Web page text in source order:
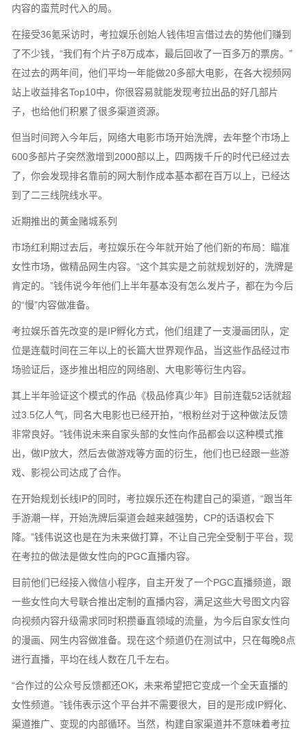
内容的蛮荒时代入的局。
在接受36氪采访时，考拉娱乐创始人钱伟坦言借过去的势他们赚到
了不少钱，“我们有个片子8万成本，最后回收了一百多万的票房。”
在过去的两年间，他们平均一年能做20多部大电影，在各大视频网
站上收益排名Top10中，你很容易就能发现考拉出品的好几部片
子，也给他们积累了很多渠道资源。
但当时间跨入今年后，网络大电影市场开始洗牌，去年整个市场上
600多部片子突然激增到2000部以上，四两拨千斤的时代已经过去
了，你会发现排名靠前的网大制作成本基本都在百万以上，已经达
到了二三线院线水平。
近期推出的黄金赌城系列
市场红利期过去后，考拉娱乐在今年就开始了他们新的布局：瞄准
女性市场，做精品网生内容。“这个其实是之前就规划好的，洗牌是
肯定的。”钱伟说今年他们上半年基本没有怎么发片子，都在为今后
的“慢”内容做准备。
考拉娱乐首先改变的是IP孵化方式，他们组建了一支漫画团队，定
位是连载时间在三年以上的长篇大世界观作品，当这些作品经过市
场验证后，逐步推出相应的网络剧、大电影等衍生内容。
其上半年验证这个模式的作品《极品修真少年》目前连载52话就超
过3.5亿人气，同名大电影也已经开拍，“根粉丝对于这种做法反馈
非常良好。”钱伟说未来自家头部的女性向作品都会以这种模式推
出，做IP放大，然后去做游戏等方面的衍生，他们也已经跟一些游
戏、影视公司达成了合作。
在开始规划长线IP的同时，考拉娱乐还在构建自己的渠道，“跟当年
手游潮一样，开始洗牌后渠道会越来越强势，CP的话语权会下
降。”钱伟说这也是在为未来做打算，不让自己完全受制于平台，现
在考拉的做法是做女性向的PGC直播内容。
目前他们已经接入微信小程序，自主开发了一个PGC直播频道，跟
一些女性向大号联合推出定制的直播内容，满足这些大号图文内容
向视频内容升级需求同时积攒垂直领域的流量，为今后自家女性向
的漫画、网生内容做准备。现在这个频道仍在测试中，只在每晚8点
进行直播，平均在线人数在几千左右。
“合作过的公众号反馈都还OK，未来希望把它变成一个全天直播的
女性频道。”钱伟表示这个平台并不需要很大，目的是形成IP孵化、
渠道推广、变现的内部循环。当然，构建自家渠道并不意味着考拉